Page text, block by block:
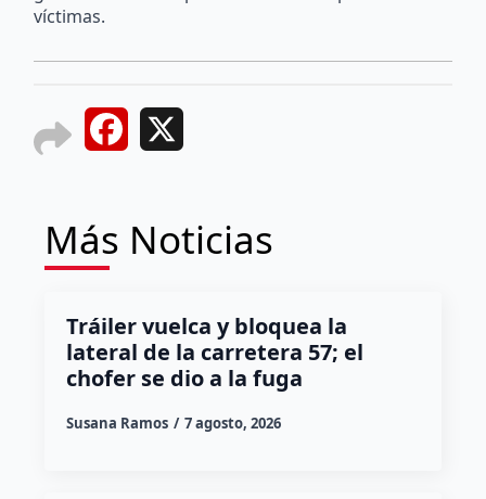
víctimas.
Facebook
Más Noticias
Tráiler vuelca y bloquea la
lateral de la carretera 57; el
chofer se dio a la fuga
Susana Ramos 7 agosto, 2026